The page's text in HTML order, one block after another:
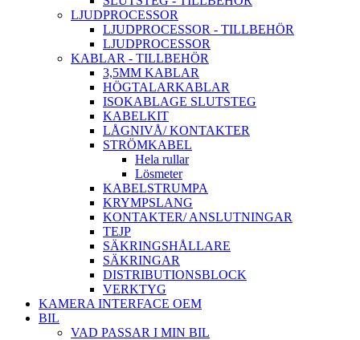
LJUDPROCESSOR
LJUDPROCESSOR - TILLBEHÖR
LJUDPROCESSOR
KABLAR - TILLBEHÖR
3,5MM KABLAR
HÖGTALARKABLAR
ISOKABLAGE SLUTSTEG
KABELKIT
LÅGNIVÅ/ KONTAKTER
STRÖMKABEL
Hela rullar
Lösmeter
KABELSTRUMPA
KRYMPSLANG
KONTAKTER/ ANSLUTNINGAR
TEJP
SÄKRINGSHÅLLARE
SÄKRINGAR
DISTRIBUTIONSBLOCK
VERKTYG
KAMERA INTERFACE OEM
BIL
VAD PASSAR I MIN BIL